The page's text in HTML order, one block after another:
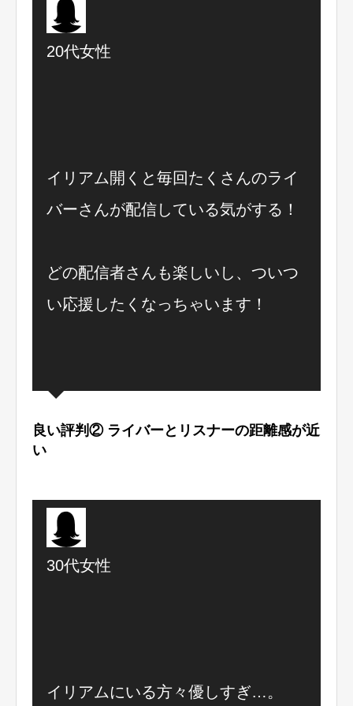
20代女性
イリアム開くと毎回たくさんのライ
バーさんが配信している気がする！
どの配信者さんも楽しいし、ついつ
い応援したくなっちゃいます！
良い評判② ライバーとリスナーの距離感が近
い
30代女性
イリアムにいる方々優しすぎ…。